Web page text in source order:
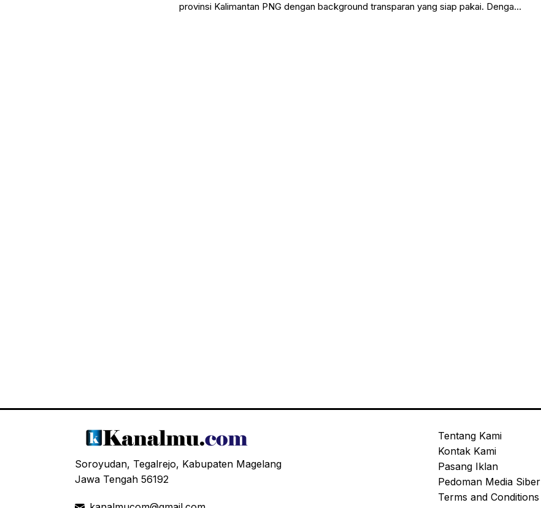
provinsi Kalimantan PNG dengan background transparan yang siap pakai. Dengan
Soroyudan, Tegalrejo, Kabupaten Magelang
Jawa Tengah 56192
Tentang Kami
Kontak Kami
Pasang Iklan
Pedoman Media Siber
Terms and Conditions